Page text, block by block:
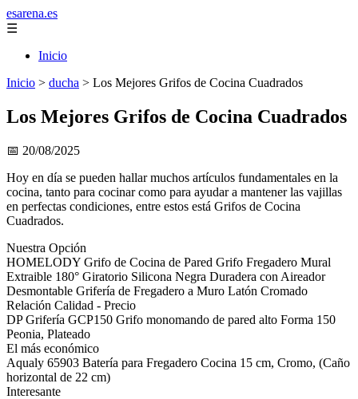
esarena.es
☰
Inicio
Inicio > ducha > Los Mejores Grifos de Cocina Cuadrados
Los Mejores Grifos de Cocina Cuadrados
📅 20/08/2025
Hoy en día se pueden hallar muchos artículos fundamentales en la
cocina, tanto para cocinar como para ayudar a mantener las vajillas
en perfectas condiciones, entre estos está Grifos de Cocina
Cuadrados.
Nuestra Opción
HOMELODY Grifo de Cocina de Pared Grifo Fregadero Mural
Extraible 180° Giratorio Silicona Negra Duradera con Aireador
Desmontable Grifería de Fregadero a Muro Latón Cromado
Relación Calidad - Precio
DP Grifería GCP150 Grifo monomando de pared alto Forma 150
Peonia, Plateado
El más económico
Aqualy 65903 Batería para Fregadero Cocina 15 cm, Cromo, (Caño
horizontal de 22 cm)
Interesante